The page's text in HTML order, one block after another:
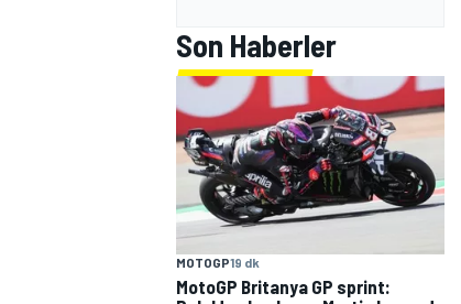
Son Haberler
MOTOGP19 dk
MotoGP Britanya GP sprint: